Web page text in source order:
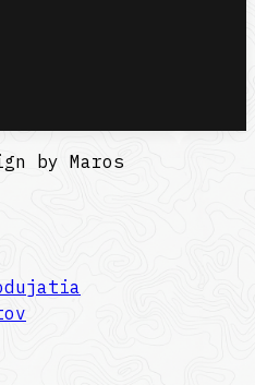
by Maros